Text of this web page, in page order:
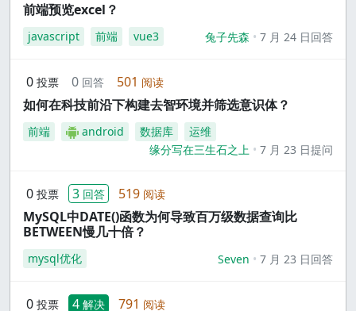
前端预览excel？
javascript 前端 vue3 兔子先森 7 月 24 日回答
0 投票 0 回答 501 阅读
如何在科技前沿下构建去智环境并筛选意识体？
前端 android 数据库
运维
缘分写在三生石之上
7 月 23 日提问
0 投票 3 回答 519 阅读
MySQL中DATE()函数为何导致百万级数据查询比
BETWEEN慢几十倍？
mysql优化 Seven 7 月 23 日回答
0 投票 4 解决 791 阅读